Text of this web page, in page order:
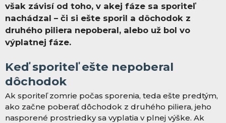
však závisí od toho, v akej fáze sa sporiteľ
nachádzal – či si ešte sporil a dôchodok z
druhého piliera nepoberal, alebo už bol vo
výplatnej fáze.
Keď sporiteľ ešte nepoberal
dôchodok
Ak sporiteľ zomrie počas sporenia, teda ešte predtým,
ako začne poberať dôchodok z druhého piliera, jeho
nasporené prostriedky sa vyplatia v plnej výške. Ak